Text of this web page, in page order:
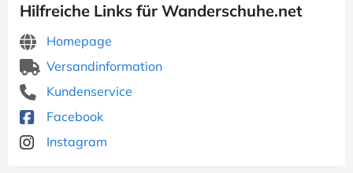
Hilfreiche Links für Wanderschuhe.net
Homepage
Versandinformation
Kundenservice
Facebook
Instagram